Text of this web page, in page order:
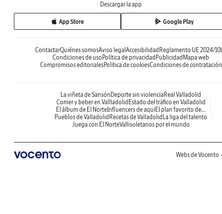
Descargar la app
App Store Google Play
ContactarQuiénes somosAviso legal Accesibilidad Reglamento UE 2024/
Condiciones de uso Política de privacidad Publicidad Mapa web
Compromisos editorialesPolítica de cookiesCondiciones de contratación
La viñeta de Sansón Deporte sin violencia Real Valladolid
Comer y beber en Vallladolid Estado del tráfico en Valladolid
El álbum de El NorteInfluencers de aquíEl plan favorito de...
Pueblos de Valladolid Recetas de Valladolid La liga del talento
Juega con El NorteVallisoletanos por el mundo
Webs de Vocento